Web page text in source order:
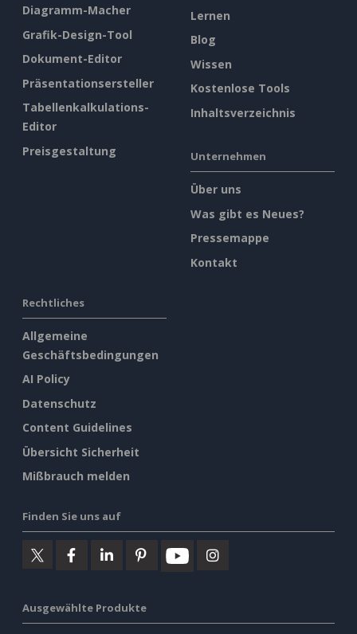
Diagramm-Macher
Grafik-Design-Tool
Dokument-Editor
Präsentationsersteller
Tabellenkalkulations-
Editor
Preisgestaltung
Lernen
Blog
Wissen
Kostenlose Tools
Inhaltsverzeichnis
Unternehmen
Über uns
Was gibt es Neues?
Pressemappe
Kontakt
Rechtliches
Allgemeine
Geschäftsbedingungen
AI Policy
Datenschutz
Content Guidelines
Übersicht Sicherheit
Mißbrauch melden
Finden Sie uns auf
Ausgewählte Produkte